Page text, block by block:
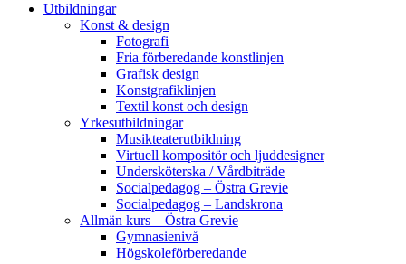
Utbildningar
Konst & design
Fotografi
Fria förberedande konstlinjen
Grafisk design
Konstgrafiklinjen
Textil konst och design
Yrkesutbildningar
Musikteaterutbildning
Virtuell kompositör och ljuddesigner
Undersköterska / Vårdbiträde
Socialpedagog – Östra Grevie
Socialpedagog – Landskrona
Allmän kurs – Östra Grevie
Gymnasienivå
Högskoleförberedande